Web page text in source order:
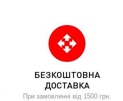
open_with
БЕЗКОШТОВНА
ДОСТАВКА
При замовленні від 1500 грн.